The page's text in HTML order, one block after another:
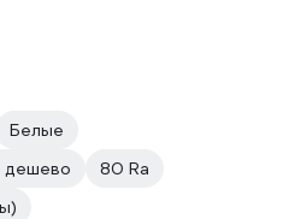
Белые
дешево
80 Ra